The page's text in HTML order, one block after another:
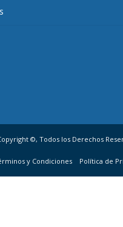
©, Todos los Derechos
y Condiciones Política de